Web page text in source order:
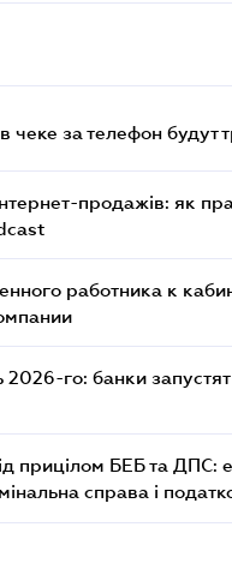
чеке за телефон будут
продажів: як
работника к
2026-го: банки
прицілом БЕБ та ДПС:
справа і